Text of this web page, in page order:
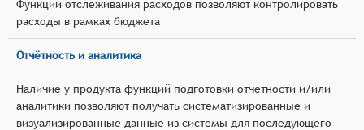
Функции отслеживания расходов позволяют контролировать
расходы в рамках бюджета
Отчётность и аналитика
Наличие у продукта функций подготовки отчётности и/или
аналитики позволяют получать систематизированные и
визуализированные данные из системы для последующего